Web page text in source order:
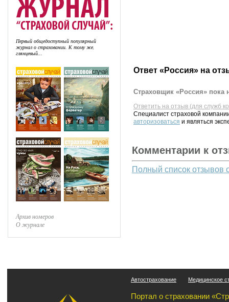
Первый общедоступный популярный
журнал о страховании. К тому же,
глянцевый...
Архив номеров
О журнале
Ответ «Россия» на
Страховщик «Россия» пока
Ответить на отзыв (для служб
Специалист страховой
авторизоваться и являться
Комментарии к
Полный список отзывов
Автострахование Медицинское
Портал о страховании